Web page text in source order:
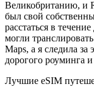
Великобританию, и
был свой
расстаться в
могли
Maps, а я следила
дорогого роуминга
Лучшие eSIM